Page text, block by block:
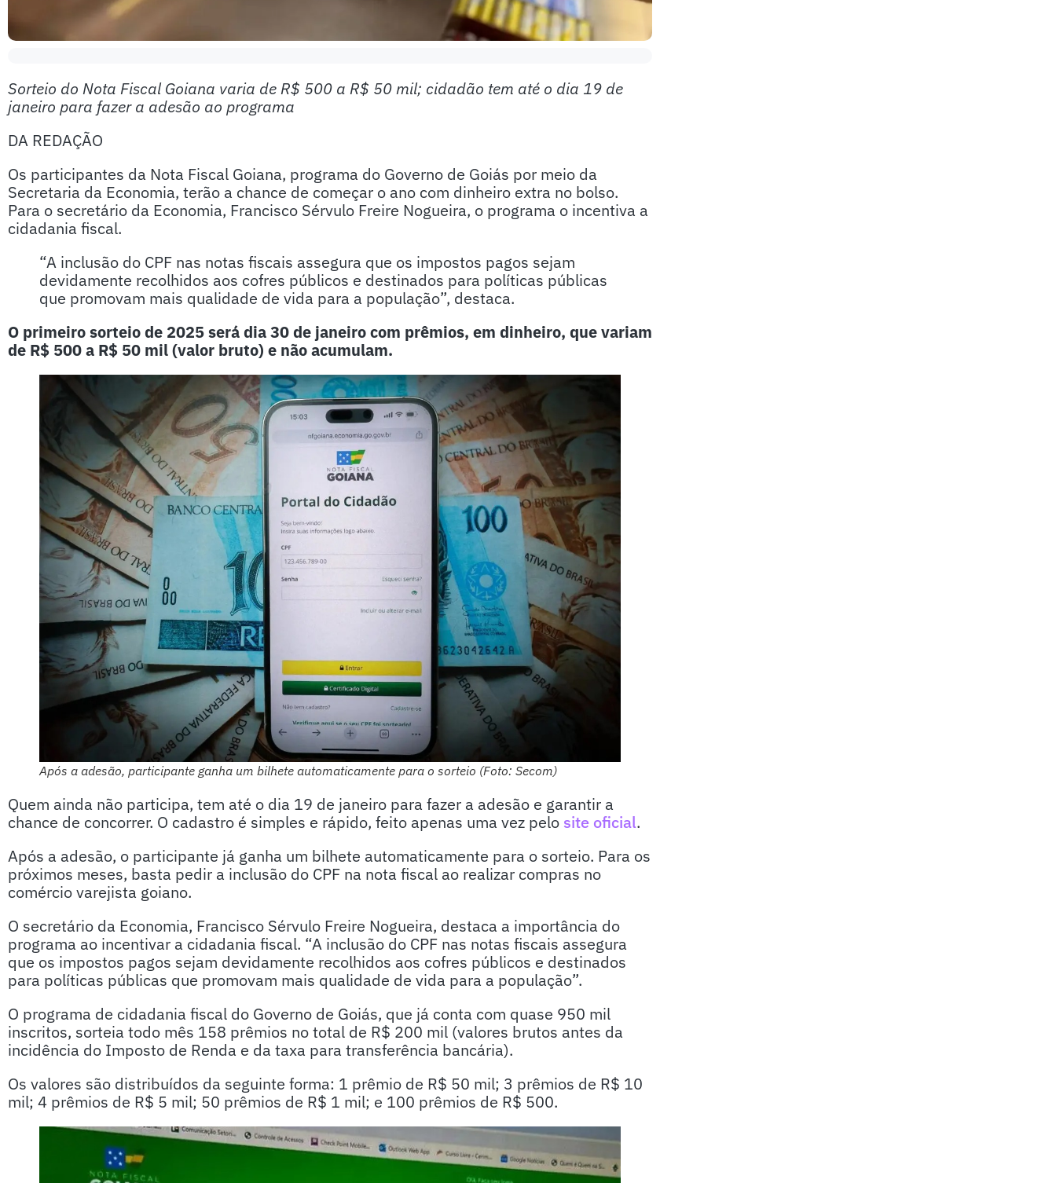
Sorteio do Nota Fiscal Goiana varia de R$ 500 a R$ 50 mil; cidadão tem até o dia 19 de
janeiro para fazer a adesão ao programa
DA REDAÇÃO
Os participantes da Nota Fiscal Goiana, programa do Governo de Goiás por meio da
Secretaria da Economia, terão a chance de começar o ano com dinheiro extra no bolso.
Para o secretário da Economia, Francisco Sérvulo Freire Nogueira, o programa o incentiva a
cidadania fiscal.
“A inclusão do CPF nas notas fiscais assegura que os impostos pagos sejam
devidamente recolhidos aos cofres públicos e destinados para políticas públicas
que promovam mais qualidade de vida para a população”, destaca.
O primeiro sorteio de 2025 será dia 30 de janeiro com prêmios, em dinheiro, que variam
de R$ 500 a R$ 50 mil (valor bruto) e não acumulam.
Após a adesão, participante ganha um bilhete automaticamente para o sorteio (Foto: Secom)
Quem ainda não participa, tem até o dia 19 de janeiro para fazer a adesão e garantir a
chance de concorrer. O cadastro é simples e rápido, feito apenas uma vez pelo site oficial.
Após a adesão, o participante já ganha um bilhete automaticamente para o sorteio. Para os
próximos meses, basta pedir a inclusão do CPF na nota fiscal ao realizar compras no
comércio varejista goiano.
O secretário da Economia, Francisco Sérvulo Freire Nogueira, destaca a importância do
programa ao incentivar a cidadania fiscal. “A inclusão do CPF nas notas fiscais assegura
que os impostos pagos sejam devidamente recolhidos aos cofres públicos e destinados
para políticas públicas que promovam mais qualidade de vida para a população”.
O programa de cidadania fiscal do Governo de Goiás, que já conta com quase 950 mil
inscritos, sorteia todo mês 158 prêmios no total de R$ 200 mil (valores brutos antes da
incidência do Imposto de Renda e da taxa para transferência bancária).
Os valores são distribuídos da seguinte forma: 1 prêmio de R$ 50 mil; 3 prêmios de R$ 10
mil; 4 prêmios de R$ 5 mil; 50 prêmios de R$ 1 mil; e 100 prêmios de R$ 500.